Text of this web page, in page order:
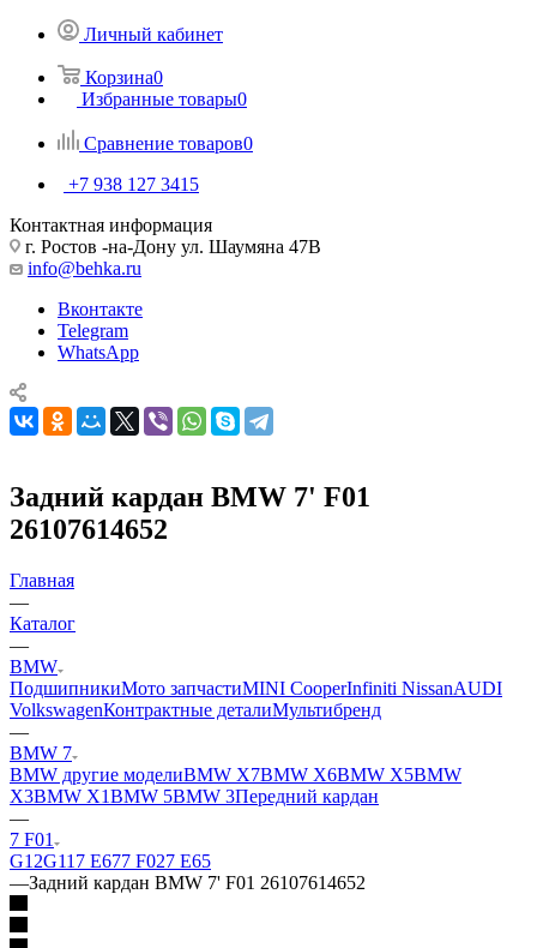
Личный кабинет
Корзина0
Избранные товары0
Сравнение товаров0
+7 938 127 3415
Контактная информация
г. Ростов -на-Дону ул. Шаумяна 47В
info@behka.ru
Вконтакте
Telegram
WhatsApp
Задний кардан BMW 7' F01
26107614652
Главная
—
Каталог
—
BMW
ПодшипникиМото запчастиMINI CooperInfiniti NissanAUDI
VolkswagenКонтрактные деталиМультибренд
—
BMW 7
BMW другие моделиBMW X7BMW X6BMW X5BMW
X3BMW X1BMW 5BMW 3Передний кардан
—
7 F01
G12G11 7 Е677 F027 E65
—Задний кардан BMW 7' F01 26107614652